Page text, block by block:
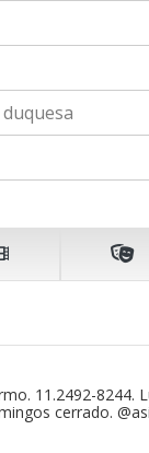
11.2492-8244.
cerrado.